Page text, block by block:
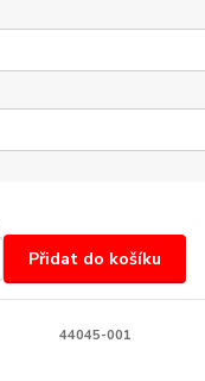
Přidat do košíku
44045-001